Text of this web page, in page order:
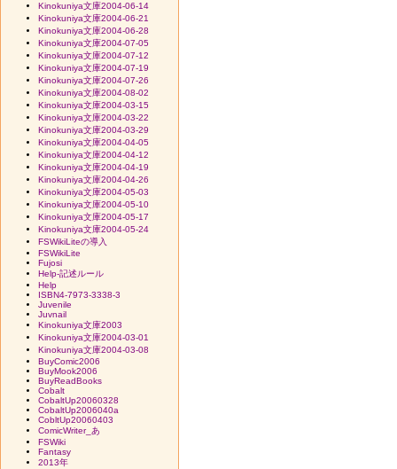
Kinokuniya文庫2004-06-14
Kinokuniya文庫2004-06-21
Kinokuniya文庫2004-06-28
Kinokuniya文庫2004-07-05
Kinokuniya文庫2004-07-12
Kinokuniya文庫2004-07-19
Kinokuniya文庫2004-07-26
Kinokuniya文庫2004-08-02
Kinokuniya文庫2004-03-15
Kinokuniya文庫2004-03-22
Kinokuniya文庫2004-03-29
Kinokuniya文庫2004-04-05
Kinokuniya文庫2004-04-12
Kinokuniya文庫2004-04-19
Kinokuniya文庫2004-04-26
Kinokuniya文庫2004-05-03
Kinokuniya文庫2004-05-10
Kinokuniya文庫2004-05-17
Kinokuniya文庫2004-05-24
FSWikiLiteの導入
FSWikiLite
Fujosi
Help-記述ルール
Help
ISBN4-7973-3338-3
Juvenile
Juvnail
Kinokuniya文庫2003
Kinokuniya文庫2004-03-01
Kinokuniya文庫2004-03-08
BuyComic2006
BuyMook2006
BuyReadBooks
Cobalt
CobaltUp20060328
CobaltUp2006040a
CobltUp20060403
ComicWriter_あ
FSWiki
Fantasy
2013年